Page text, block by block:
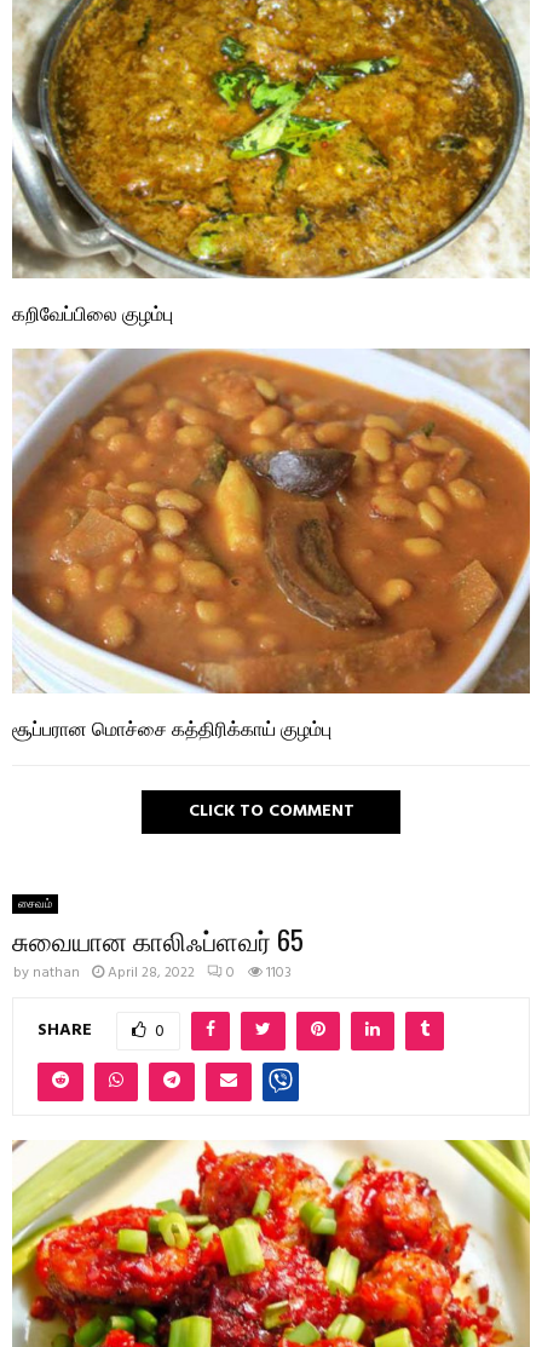
கறிவேப்பிலை குழம்பு
சூப்பரான மொச்சை கத்திரிக்காய் குழம்பு
CLICK TO COMMENT
சைவம்
சுவையான காலிஃப்ளவர் 65
by nathan April 28, 2022 0 1103
SHARE 0